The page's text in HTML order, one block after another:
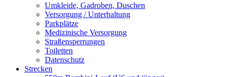
Umkleide, Gadroben, Duschen
Versorgung / Unterhaltung
Parkplätze
Medizinische Versorgung
Straßensperrungen
Toiletten
Datenschutz
Strecken